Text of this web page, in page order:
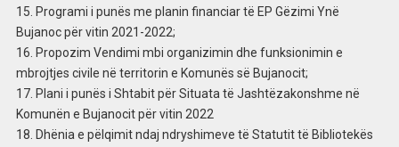
15. Programi i punës me planin financiar të EP Gëzimi Ynë
Bujanoc për vitin 2021-2022;
16. Propozim Vendimi mbi organizimin dhe funksionimin e
mbrojtjes civile në territorin e Komunës së Bujanocit;
17. Plani i punës i Shtabit për Situata të Jashtëzakonshme në
Komunën e Bujanocit për vitin 2022
18. Dhënia e pëlqimit ndaj ndryshimeve të Statutit të Bibliotekës